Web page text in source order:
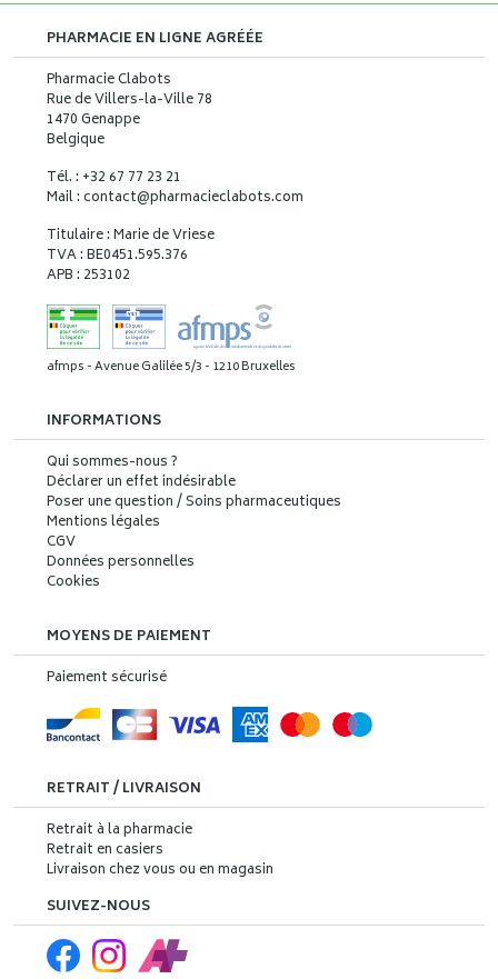
PHARMACIE EN LIGNE AGRÉÉE
Pharmacie Clabots
Rue de Villers-la-Ville 78
1470 Genappe
Belgique
Tél. : +32 67 77 23 21
Mail : contact@pharmacieclabots.com
Titulaire : Marie de Vriese
TVA : BE0451.595.376
APB : 253102
afmps - Avenue Galilée 5/3 - 1210 Bruxelles
INFORMATIONS
Qui sommes-nous ?
Déclarer un effet indésirable
Poser une question / Soins pharmaceutiques
Mentions légales
CGV
Données personnelles
Cookies
MOYENS DE PAIEMENT
Paiement sécurisé
RETRAIT / LIVRAISON
Retrait à la pharmacie
Retrait en casiers
Livraison chez vous ou en magasin
SUIVEZ-NOUS